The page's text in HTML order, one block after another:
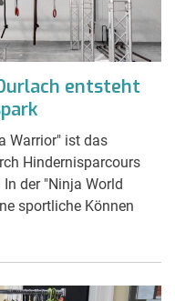
entsteht
Warrior" ist das
Hindernisparcours
der "Ninja World
sportliche Können